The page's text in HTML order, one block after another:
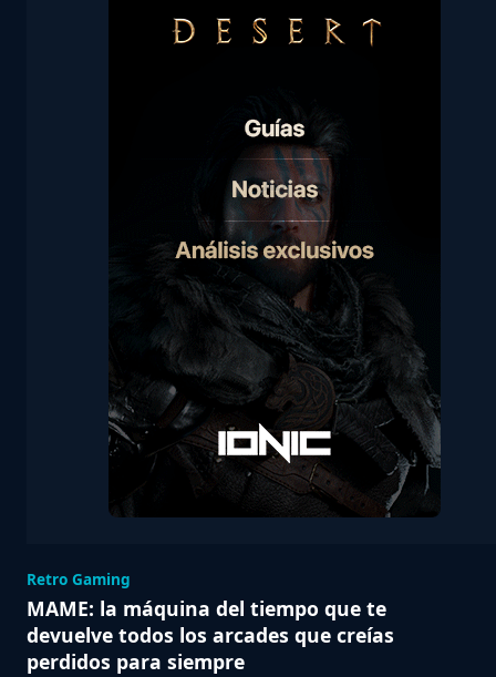
Retro Gaming
MAME: la máquina del tiempo que te
devuelve todos los arcades que creías
perdidos para siempre